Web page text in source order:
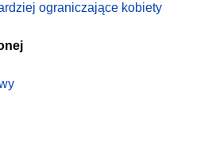
ograniczające kobiety